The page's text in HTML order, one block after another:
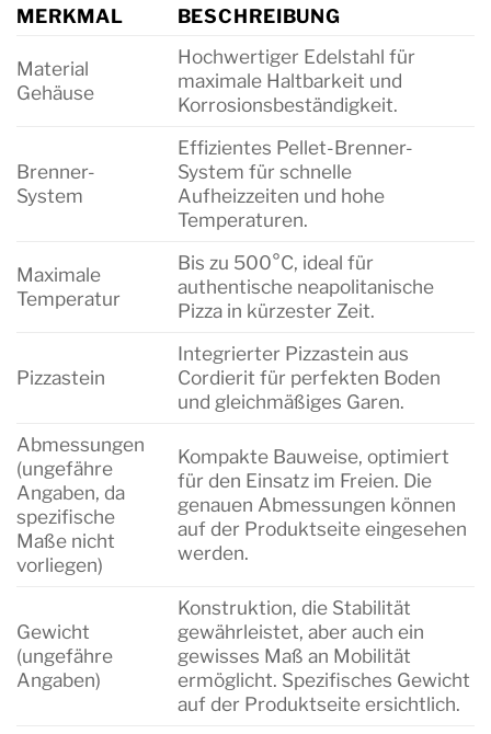
MERKMAL BESCHREIBUNG
Material
Gehäuse
Hochwertiger Edelstahl für
maximale Haltbarkeit und
Korrosionsbeständigkeit.
Brenner-
System
Effizientes Pellet-Brenner-
System für schnelle
Aufheizzeiten und hohe
Temperaturen.
Maximale
Temperatur
Bis zu 500°C, ideal für
authentische neapolitanische
Pizza in kürzester Zeit.
Pizzastein
Integrierter Pizzastein aus
Cordierit für perfekten Boden
und gleichmäßiges Garen.
Abmessungen
(ungefähre
Angaben, da
spezifische
Maße nicht
vorliegen)
Kompakte Bauweise, optimiert
für den Einsatz im Freien. Die
genauen Abmessungen können
auf der Produktseite eingesehen
werden.
Gewicht
(ungefähre
Angaben)
Konstruktion, die Stabilität
gewährleistet, aber auch ein
gewisses Maß an Mobilität
ermöglicht. Spezifisches Gewicht
auf der Produktseite ersichtlich.